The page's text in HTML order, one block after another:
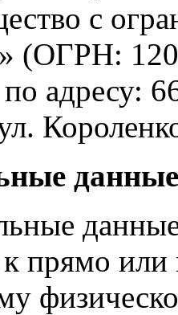
с
(ОГРН:
адресу:
прямо